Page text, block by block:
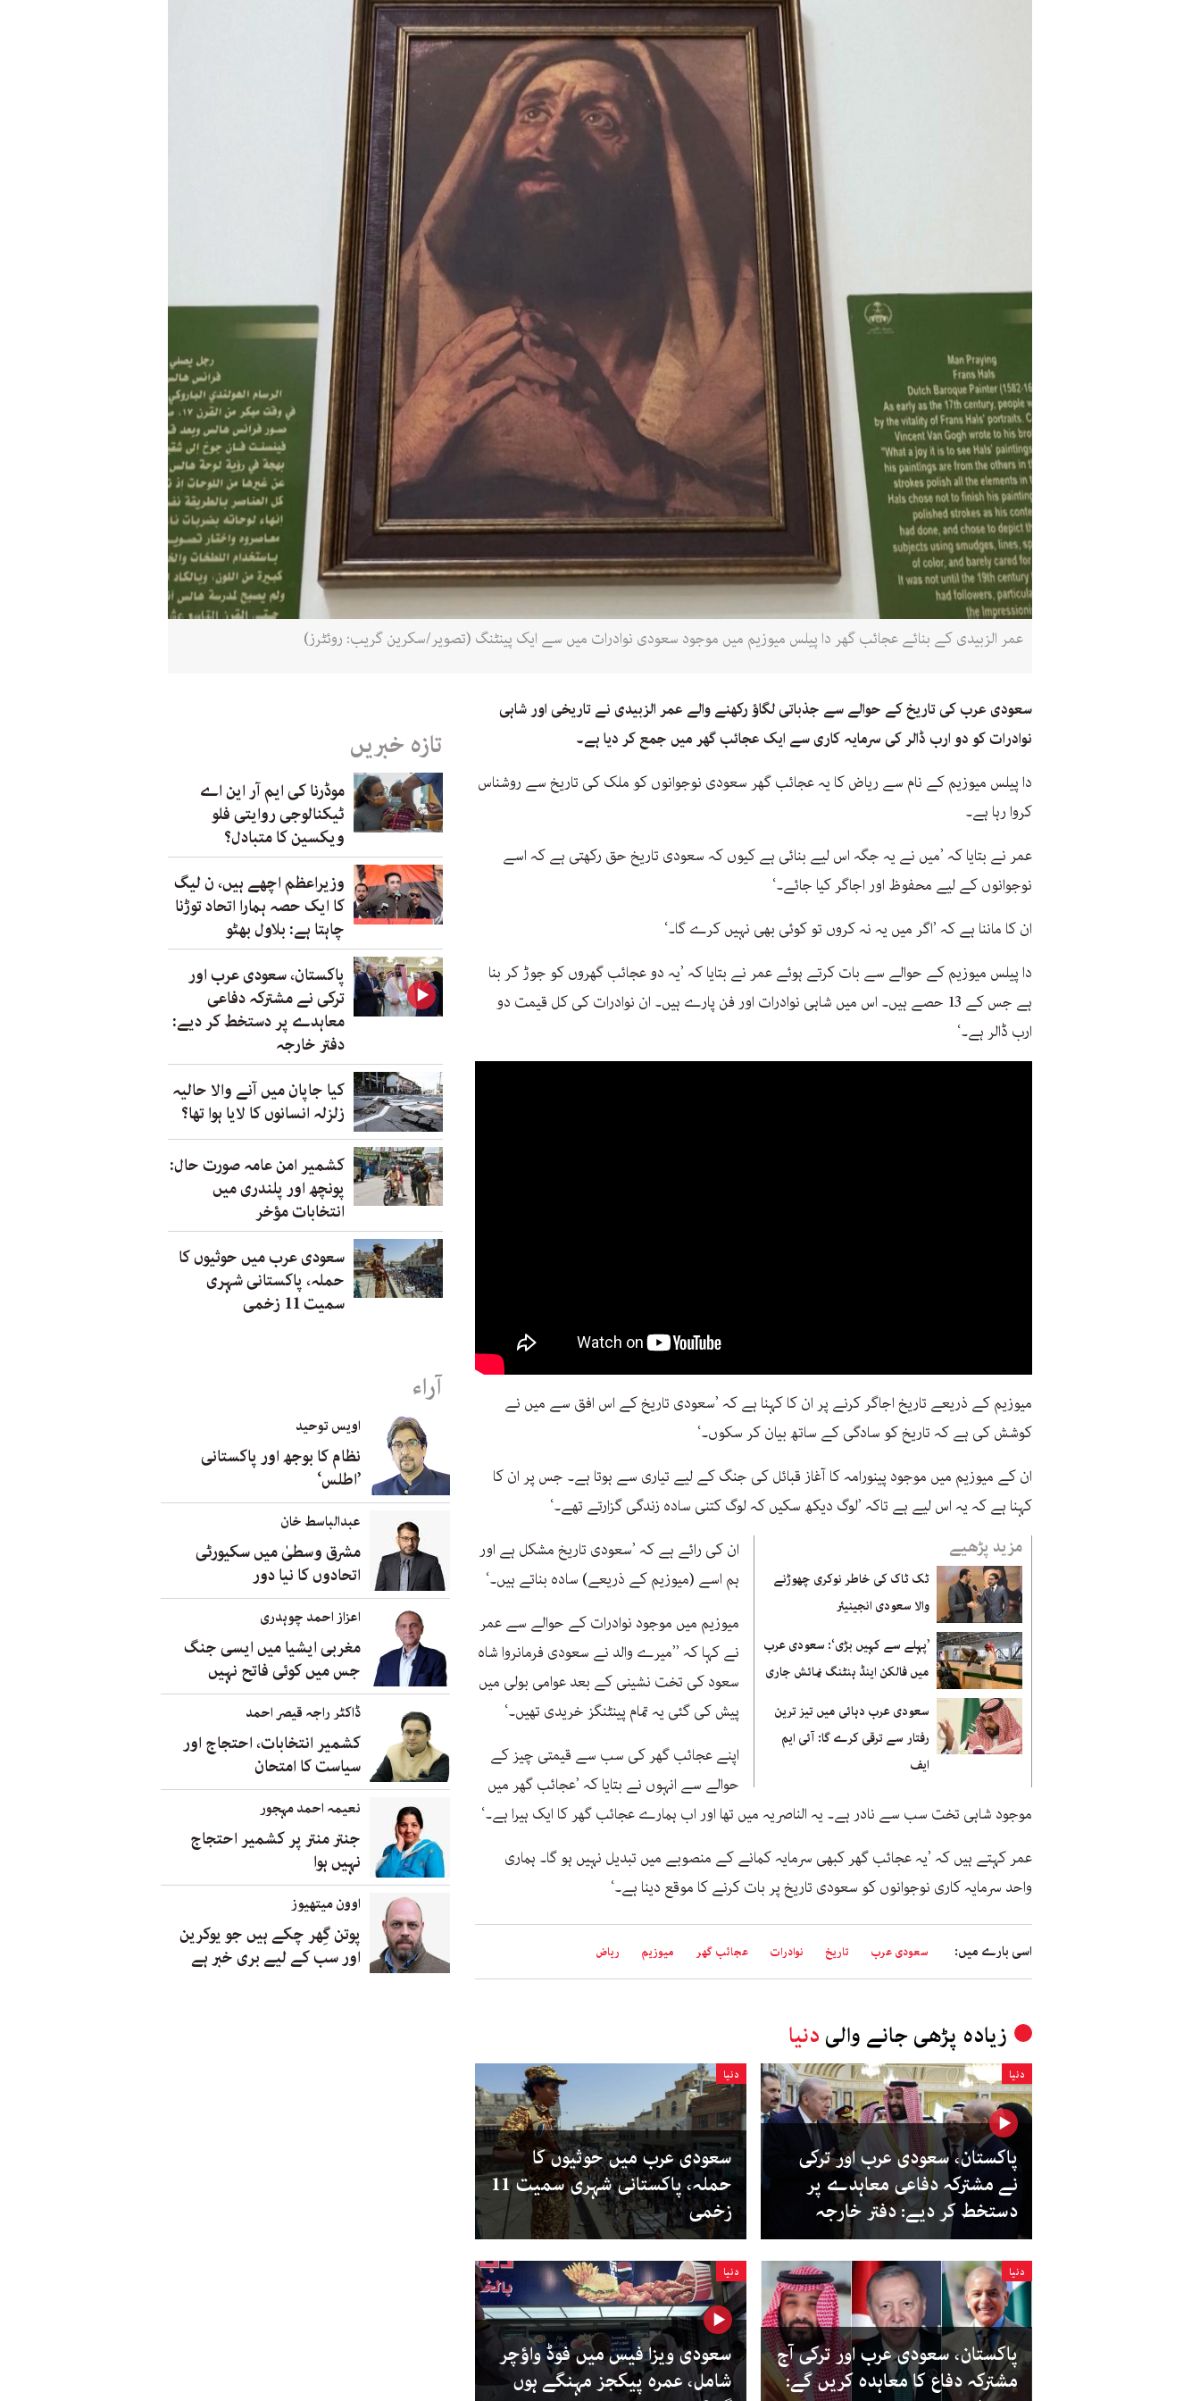
عمر الزبیدی کے بنائے عجائب گھر دا پیلس میوزیم میں موجود سعودی نوادرات میں سے ایک پینٹنگ (تصویر/سکرین گریب: روئٹرز)
سعودی عرب کی تاریخ کے حوالے سے جذباتی لگاؤ رکھنے والے عمر الزبیدی نے تاریخی اور شاہی
نوادرات کو دو ارب ڈالر کی سرمایہ کاری سے ایک عجائب گھر میں جمع کر دیا ہے۔
دا پیلس میوزیم کے نام سے ریاض کا یہ عجائب گھر سعودی نوجوانوں کو ملک کی تاریخ سے روشناس
کروا رہا ہے۔
عمر نے بتایا کہ ’میں نے یہ جگہ اس لیے بنائی ہے کیوں کہ سعودی تاریخ حق رکھتی ہے کہ اسے
نوجوانوں کے لیے محفوظ اور اجاگر کیا جائے۔‘
ان کا ماننا ہے کہ ’اگر میں یہ نہ کروں تو کوئی بھی نہیں کرے گا۔‘
دا پیلس میوزیم کے حوالے سے بات کرتے ہوئے عمر نے بتایا کہ ’یہ دو عجائب گھروں کو جوڑ کر بنا
ہے جس کے 13 حصے ہیں۔ اس میں شاہی نوادرات اور فن پارے ہیں۔ ان نوادرات کی کل قیمت دو
ارب ڈالر ہے۔‘
میوزیم کے ذریعے تاریخ اجاگر کرنے پر ان کا کہنا ہے کہ ’سعودی تاریخ کے اس افق سے میں نے
کوشش کی ہے کہ تاریخ کو سادگی کے ساتھ بیان کر سکوں۔‘
ان کے میوزیم میں موجود پینورامہ کا آغاز قبائل کی جنگ کے لیے تیاری سے ہوتا ہے۔ جس پر ان کا
کہنا ہے کہ یہ اس لیے ہے تاکہ ’لوگ دیکھ سکیں کہ لوگ کتنی سادہ زندگی گزارتے تھے۔‘
مزید پڑھیے
ٹک ٹاک کی خاطر نوکری چھوڑنے
والا سعودی انجینیئر
’پہلے سے کہیں بڑی‘: سعودی عرب
میں فالکن اینڈ ہنٹنگ نمائش جاری
سعودی عرب دہائی میں تیز ترین
رفتار سے ترقی کرے گا: آئی ایم
ایف
ان کی رائے ہے کہ ’سعودی تاریخ مشکل ہے اور
ہم اسے (میوزیم کے ذریعے) سادہ بناتے ہیں۔‘
میوزیم میں موجود نوادرات کے حوالے سے عمر
نے کہا کہ ’’میرے والد نے سعودی فرمانروا شاہ
سعود کی تخت نشینی کے بعد عوامی بولی میں
پیش کی گئی یہ تمام پینٹنگز خریدی تھیں۔‘
اپنے عجائب گھر کی سب سے قیمتی چیز کے
حوالے سے انہوں نے بتایا کہ ’عجائب گھر میں
موجود شاہی تخت سب سے نادر ہے۔ یہ الناصریہ میں تھا اور اب ہمارے عجائب گھر کا ایک ہیرا ہے۔‘
عمر کہتے ہیں کہ ’یہ عجائب گھر کبھی سرمایہ کمانے کے منصوبے میں تبدیل نہیں ہو گا۔ ہماری
واحد سرمایہ کاری نوجوانوں کو سعودی تاریخ پر بات کرنے کا موقع دینا ہے۔‘
اسی بارے میں: سعودی عرب تاریخ نوادرات عجائب گھر میوزیم ریاض
زیادہ پڑھی جانے والی دنیا
دنیا
پاکستان، سعودی عرب اور ترکی
نے مشترکہ دفاعی معاہدے پر
دستخط کر دیے: دفتر خارجہ
دنیا
سعودی عرب میں حوثیوں کا
حملہ، پاکستانی شہری سمیت 11
زخمی
دنیا
پاکستان، سعودی عرب اور ترکی آج
مشترکہ دفاع کا معاہدہ کریں گے:
دنیا
سعودی ویزا فیس میں فوڈ واؤچر
شامل، عمرہ پیکجز مہنگے ہوں
تازہ خبریں
موڈرنا کی ایم آر این اے
ٹیکنالوجی روایتی فلو
ویکسین کا متبادل؟
وزیراعظم اچھے ہیں، ن لیگ
کا ایک حصہ ہمارا اتحاد توڑنا
چاہتا ہے: بلاول بھٹو
پاکستان، سعودی عرب اور
ترکی نے مشترکہ دفاعی
معاہدے پر دستخط کر دیے:
دفتر خارجہ
کیا جاپان میں آنے والا حالیہ
زلزلہ انسانوں کا لایا ہوا تھا؟
کشمیر امن عامہ صورت حال:
پونچھ اور پلندری میں
انتخابات مؤخر
سعودی عرب میں حوثیوں کا
حملہ، پاکستانی شہری
سمیت 11 زخمی
آراء
اویس توحید
نظام کا بوجھ اور پاکستانی
’اطلس‘
عبدالباسط خان
مشرق وسطیٰ میں سکیورٹی
اتحادوں کا نیا دور
اعزاز احمد چوہدری
مغربی ایشیا میں ایسی جنگ
جس میں کوئی فاتح نہیں
ڈاکٹر راجہ قیصر احمد
کشمیر انتخابات، احتجاج اور
سیاست کا امتحان
نعیمہ احمد مہجور
جنتر منتر پر کشمیر احتجاج
نہیں ہوا
اوون میتھیوز
پوتن گِھر چکے ہیں جو یوکرین
اور سب کے لیے بری خبر ہے